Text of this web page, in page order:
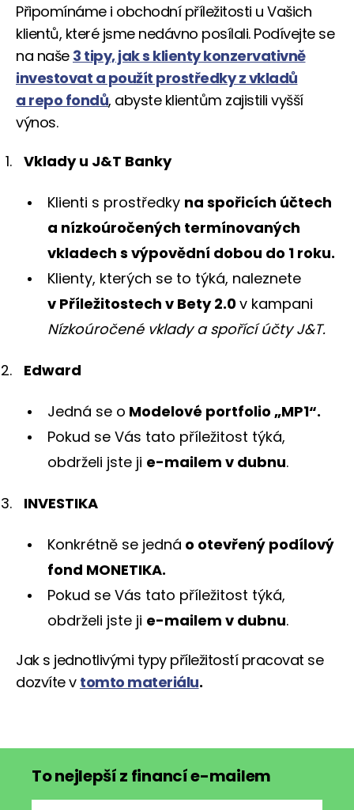
Připomínáme i obchodní příležitosti u Vašich
klientů, které jsme nedávno posílali. Podívejte se
na naše 3 tipy, jak s klienty konzervativně
investovat a použít prostředky z vkladů
a repo fondů, abyste klientům zajistili vyšší
výnos.
Vklady u J&T Banky
Klienti s prostředky na spořicích účtech
a nízkoúročených termínovaných
vkladech s výpovědní dobou do 1 roku.
Klienty, kterých se to týká, naleznete
v Příležitostech v Bety 2.0v kampani
Nízkoúročené vklady a spořící účty J&T.
Edward
Jedná se o Modelové portfolio „MP1“.
Pokud se Vás tato příležitost týká,
obdrželi jste ji e-mailem v dubnu.
INVESTIKA
Konkrétně se jedná o otevřený podílový
fond MONETIKA.
Pokud se Vás tato příležitost týká,
obdrželi jste ji e-mailem v dubnu.
Jak s jednotlivými typy příležitostí pracovat se
dozvíte v tomto materiálu.
To nejlepší z financí e-mailem